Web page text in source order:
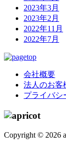
2023年3月
2023年2月
2022年11月
2022年7月
会社概要
法人のお客
プライバシ
Copyright © 2026